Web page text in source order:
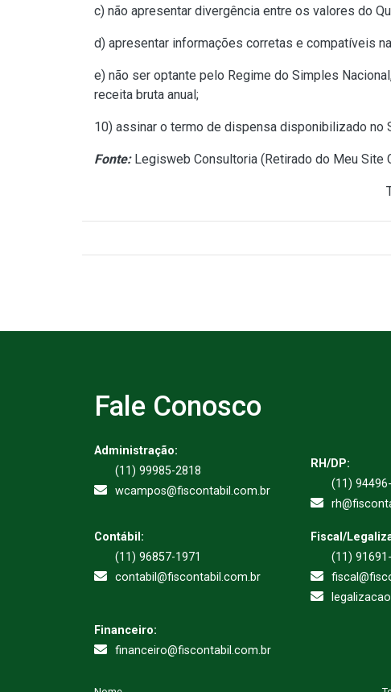
c) não apresentar divergência entre os valores do
d) apresentar informações corretas e compatíveis
e) não ser optante pelo Regime do Simples
receita bruta anual;
10) assinar o termo de dispensa disponibilizado no
Fonte:Legisweb Consultoria (Retirado do Meu Site
Fale Conosco
Administração:
(11) 99985-2818
wcampos@fiscontabil.com.br
RH/DP:
(11)
Contábil:
(11) 96857-1971
contabil@fiscontabil.com.br
Fiscal/
(11)
Financeiro:
financeiro@fiscontabil.com.br